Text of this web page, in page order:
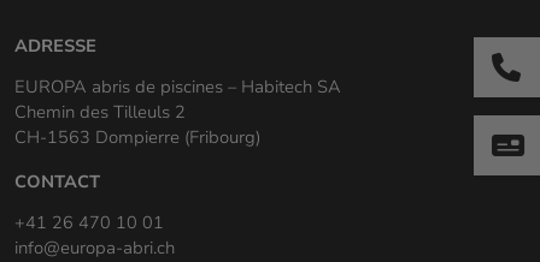
ADRESSE
EUROPA abris de piscines – Habitech SA
Chemin des Tilleuls 2
CH-1563 Dompierre (Fribourg)
CONTACT
+41 26 470 10 01
info@europa-abri.ch